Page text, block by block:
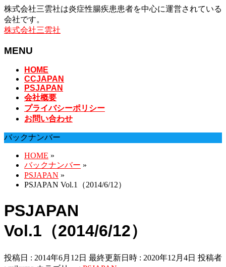
株式会社三雲社は炎症性腸疾患患者を中心に運営されている
会社です。
株式会社三雲社
MENU
ば
す
HOME
CCJAPAN
PSJAPAN
会社概要
プライバシーポリシー
お問い合わせ
バックナンバー
HOME »
バックナンバー »
PSJAPAN »
PSJAPAN Vol.1（2014/6/12）
PSJAPAN
Vol.1（2014/6/12）
投稿日 : 2014年6月12日 最終更新日時 : 2020年12月4日 投稿者